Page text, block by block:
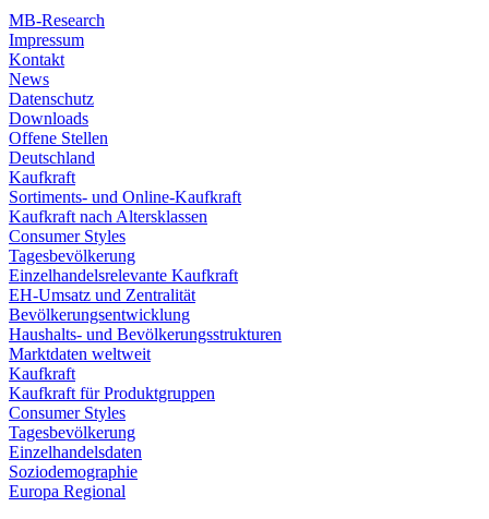
MB-Research
Impressum
Kontakt
News
Datenschutz
Downloads
Offene Stellen
Deutschland
Kaufkraft
Sortiments- und Online-Kaufkraft
Kaufkraft nach Altersklassen
Consumer Styles
Tagesbevölkerung
Einzelhandelsrelevante Kaufkraft
EH-Umsatz und Zentralität
Bevölkerungsentwicklung
Haushalts- und Bevölkerungsstrukturen
Marktdaten weltweit
Kaufkraft
Kaufkraft für Produktgruppen
Consumer Styles
Tagesbevölkerung
Einzelhandelsdaten
Soziodemographie
Europa Regional